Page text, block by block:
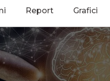
Report Grafici